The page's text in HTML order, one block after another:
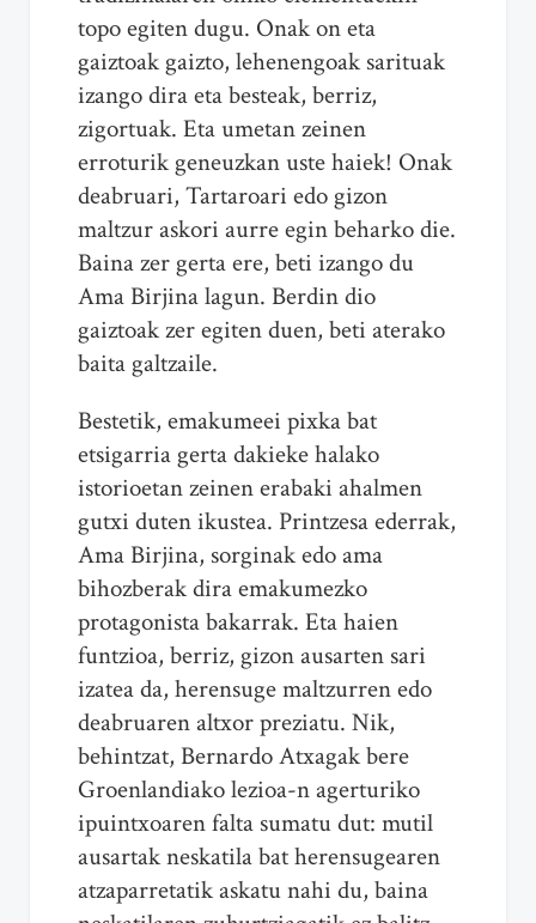
topo egiten dugu. Onak on eta
gaiztoak gaizto, lehenengoak sarituak
izango dira eta besteak, berriz,
zigortuak. Eta umetan zeinen
erroturik geneuzkan uste haiek! Onak
deabruari, Tartaroari edo gizon
maltzur askori aurre egin beharko die.
Baina zer gerta ere, beti izango du
Ama Birjina lagun. Berdin dio
gaiztoak zer egiten duen, beti aterako
baita galtzaile.
Bestetik, emakumeei pixka bat
etsigarria gerta dakieke halako
istorioetan zeinen erabaki ahalmen
gutxi duten ikustea. Printzesa ederrak,
Ama Birjina, sorginak edo ama
bihozberak dira emakumezko
protagonista bakarrak. Eta haien
funtzioa, berriz, gizon ausarten sari
izatea da, herensuge maltzurren edo
deabruaren altxor preziatu. Nik,
behintzat, Bernardo Atxagak bere
Groenlandiako lezioa-n agerturiko
ipuintxoaren falta sumatu dut: mutil
ausartak neskatila bat herensugearen
atzaparretatik askatu nahi du, baina